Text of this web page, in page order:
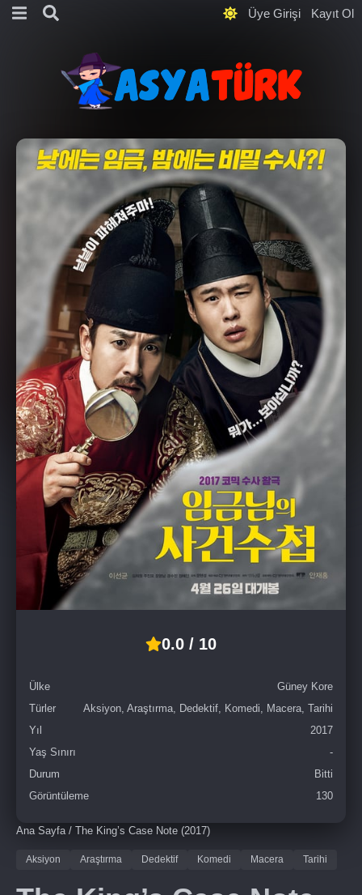
Üye Girişi Kayıt Ol
0.0 / 10
Ülke
Güney Kore
Türler
Aksiyon, Araştırma, Dedektif, Komedi, Macera, Tarihi
Yıl
2017
Yaş Sınırı
-
Durum
Bitti
Görüntüleme
130
Ana Sayfa / The King’s Case Note (2017)
Aksiyon Araştırma Dedektif Komedi Macera Tarihi